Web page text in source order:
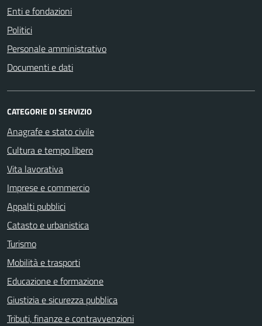
Enti e fondazioni
Politici
Personale amministrativo
Documenti e dati
CATEGORIE DI SERVIZIO
Anagrafe e stato civile
Cultura e tempo libero
Vita lavorativa
Imprese e commercio
Appalti pubblici
Catasto e urbanistica
Turismo
Mobilità e trasporti
Educazione e formazione
Giustizia e sicurezza pubblica
Tributi, finanze e contravvenzioni